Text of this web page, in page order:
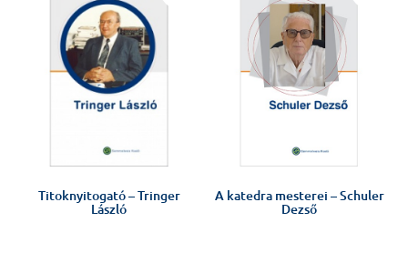
Titoknyitogató – Tringer
László
A katedra mesterei – Schuler
Dezső